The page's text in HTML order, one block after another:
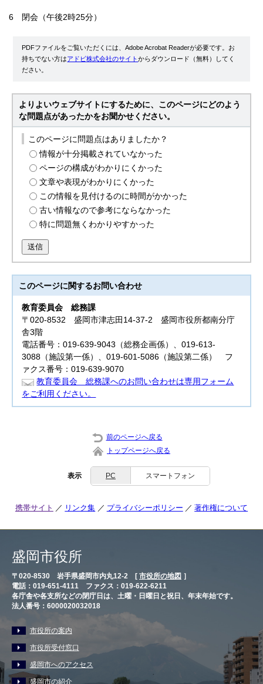
6 閉会（午後2時25分）
PDFファイルをご覧いただくには、Adobe Acrobat Readerが必要です。お
持ちでない方はアドビ株式会社のサイトからダウンロード（無料）してく
ださい。
よりよいウェブサイトにするために、このページにどのよう
な問題点があったかをお聞かせください。
このページに問題点はありましたか？
情報が十分掲載されていなかった
ページの構成がわかりにくかった
文章や表現がわかりにくかった
この情報を見付けるのに時間がかかった
古い情報なので参考にならなかった
特に問題無くわかりやすかった
送信
このページに関するお問い合わせ
教育委員会総務課
〒020-8532 盛岡市津志田14-37-2 盛岡市役所都南分庁
舎3階
電話番号：019-639-9043（総務企画係）、019-613-
3088（施設第一係）、019-601-5086（施設第二係） フ
ァクス番号：019-639-9070
教育委員会 総務課へのお問い合わせは専用フォーム
をご利用ください。
前のページへ戻る
トップページへ戻る
表示 PC スマートフォン
携帯サイト リンク集 プライバシーポリシー 著作権について
盛岡市役所
〒020-8530 岩手県盛岡市内丸12-2 [ 市役所の地図 ］
電話：019-651-4111 ファクス：019-622-6211
各庁舎や各支所などの閉庁日は、土曜・日曜日と祝日、年末年始です。
法人番号：6000020032018
市役所の案内
市役所受付窓口
盛岡市へのアクセス
盛岡市の紹介